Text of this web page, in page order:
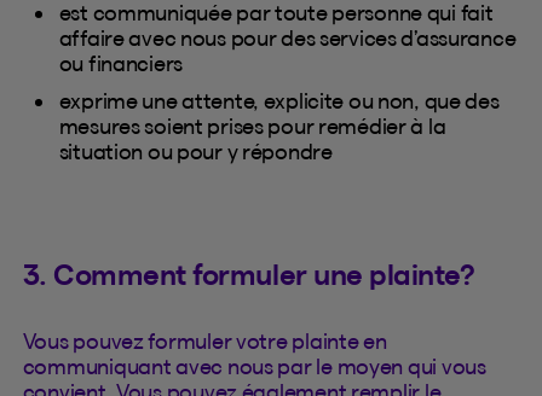
est communiquée par toute personne qui fait
affaire avec nous pour des services d’assurance
ou financiers
exprime une attente, explicite ou non, que des
mesures soient prises pour remédier à la
situation ou pour y répondre
3. Comment formuler une plainte?
Vous pouvez formuler votre plainte en
communiquant avec nous par le moyen qui vous